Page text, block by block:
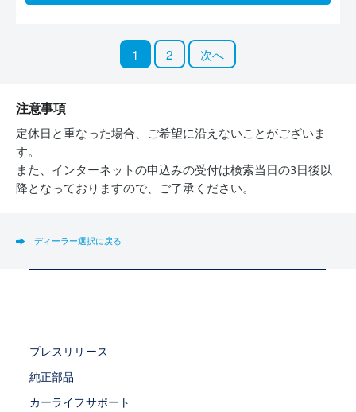
1 2 次へ
注意事項
定休日と重なった場合、ご希望に沿えないことがございま
す。
また、インターネットの申込みの受付は検索当日の3日後以
降となっておりますので、ご了承ください。
ディーラー選択に戻る
プレスリリース
純正部品
カーライフサポート